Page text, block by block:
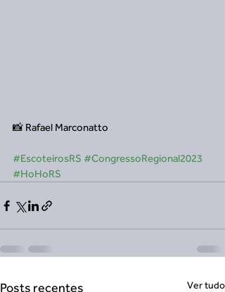
📸 Rafael Marconatto
#EscoteirosRS #CongressoRegional2023
#HoHoRS
Posts recentes Ver tudo